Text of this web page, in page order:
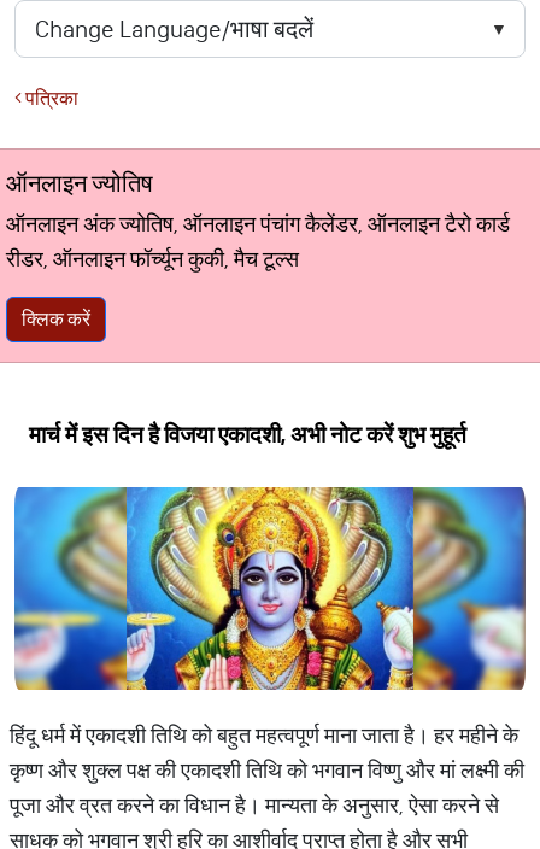
पत्रिका
ऑनलाइन ज्योतिष
ऑनलाइन अंक ज्योतिष, ऑनलाइन पंचांग कैलेंडर, ऑनलाइन टैरो कार्ड
रीडर, ऑनलाइन फॉर्च्यून कुकी, मैच टूल्स
क्लिक करें
मार्च में इस दिन है विजया एकादशी, अभी नोट करें शुभ मुहूर्त
हिंदू धर्म में एकादशी तिथि को बहुत महत्वपूर्ण माना जाता है। हर महीने के
कृष्ण और शुक्ल पक्ष की एकादशी तिथि को भगवान विष्णु और मां लक्ष्मी की
पूजा और व्रत करने का विधान है। मान्यता के अनुसार, ऐसा करने से
साधक को भगवान श्री हरि का आशीर्वाद प्राप्त होता है और सभी